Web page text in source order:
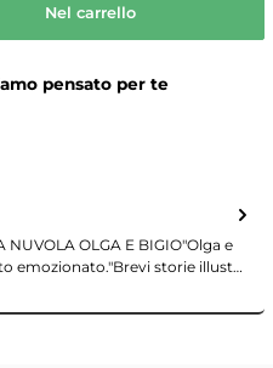
Nel carrello
pensato per te
NUVOLA OLGA E BIGIO"Olga e
emozionato."Brevi storie illust…